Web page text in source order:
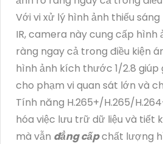
Với vi xử lý hình ảnh thiếu
IR, camera này cung cấp hình
ràng ngay cả trong điều kiện
hình ảnh kích thước 1/2.8 giúp
cho phạm vi quan sát lớn và
Tính năng H.265+/H.265/
hóa việc lưu trữ dữ liệu và tiết
mà vẫn đẳng cấpchất lượng